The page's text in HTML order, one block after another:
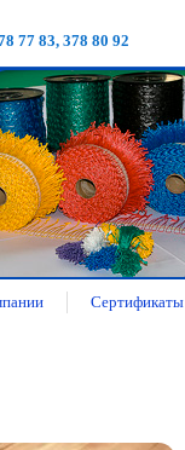
77 83, 378 80 92
Сертификаты